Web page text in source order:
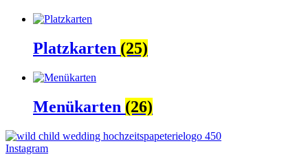
Platzkarten (25)
Menükarten (26)
Instagram